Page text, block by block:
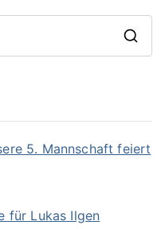
h
5. Mannschaft feiert
für Lukas Ilgen